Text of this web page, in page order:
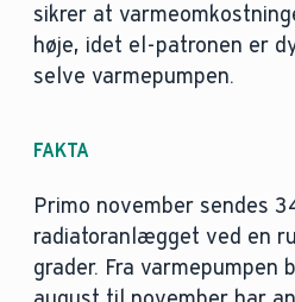
sikrer at
høje, idet el-patronen er
selve varmepumpen.
FAKTA
Primo november sendes
radiatoranlægget ved en
grader. Fra varmepumpen